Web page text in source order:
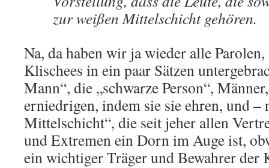
zur weißen Mittelschicht gehören.
Na, da haben wir ja wieder alle
Klischees in ein paar Sätzen
Mann“, die „schwarze Person“,
erniedrigen, indem sie sie ehren, und
Mittelschicht“, die seit jeher allen
und Extremen ein Dorn im Auge ist,
ein wichtiger Träger und Bewahrer der